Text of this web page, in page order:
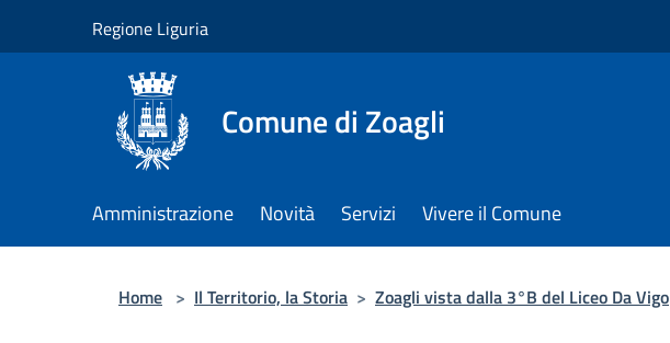
Regione Liguria
Comune di Zoagli
Amministrazione Novità Servizi Vivere il Comune
Home > Il Territorio, la Storia > Zoagli vista dalla 3°B del Liceo Da Vigo